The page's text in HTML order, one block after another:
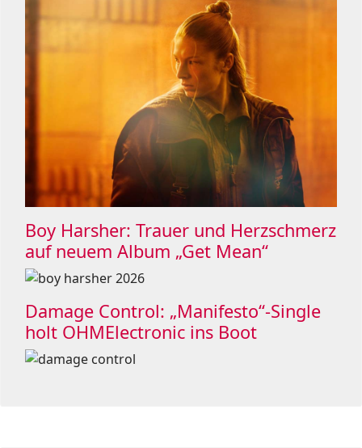
Boy Harsher: Trauer und Herzschmerz
auf neuem Album „Get Mean“
Damage Control: „Manifesto“-Single
holt OHMElectronic ins Boot